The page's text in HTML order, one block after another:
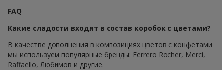
FAQ
Какие сладости входят в состав коробок с цветами?
В качестве дополнения в композициях цветов с конфетами
мы используем популярные бренды: Ferrero Rocher, Merci,
Raffaello, Любимов и другие.